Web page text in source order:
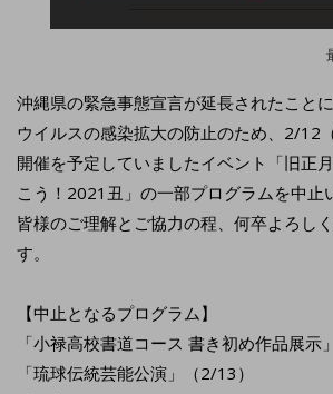
沖縄県の緊急事態宣言が延長されたこと
ウイルスの感染拡大の防止のため、2/12
開催を予定していましたイベント「旧正
こう！2021丑」の一部プログラムを中止
皆様のご理解とご協力の程、何卒よろし
す。
【中止となるプログラム】
「小禄高校書道コース 書き初め作品展示
「琉球伝統芸能公演」（2/13）